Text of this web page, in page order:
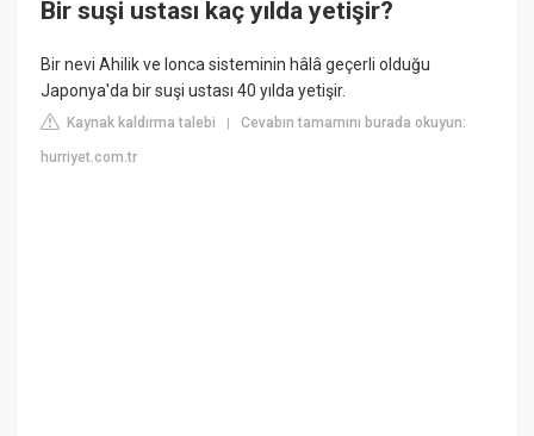
Bir suşi ustası kaç yılda yetişir?
Bir nevi Ahilik ve lonca sisteminin hâlâ geçerli olduğu
Japonya'da bir suşi ustası 40 yılda yetişir.
Kaynak kaldırma talebi |Cevabın tamamını burada okuyun:
hurriyet.com.tr